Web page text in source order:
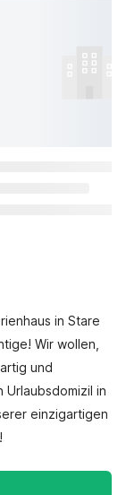
in Stare
Wir wollen,
und
in
einzigartigen